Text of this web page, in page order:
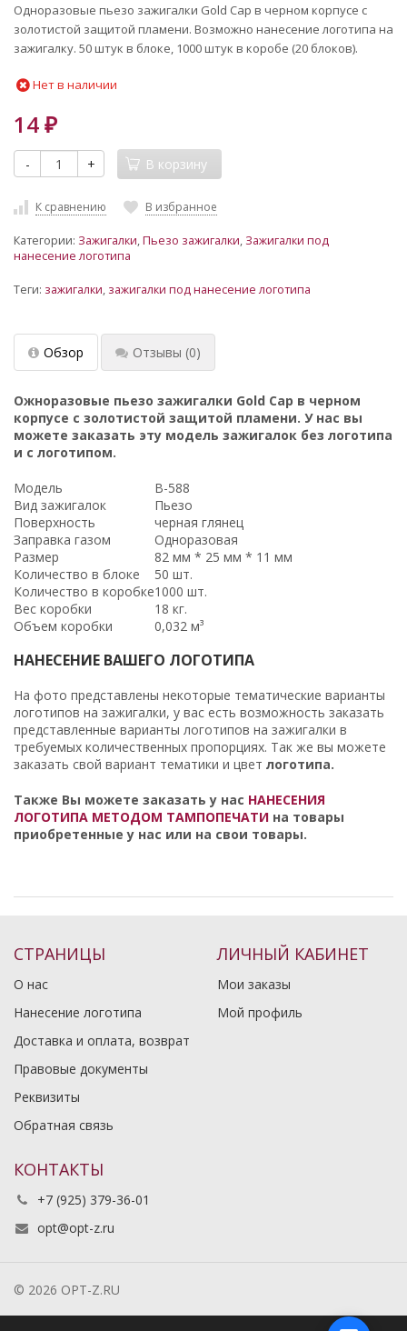
Одноразовые пьезо зажигалки Gold Cap в черном корпусе с
золотистой защитой пламени. Возможно нанесение логотипа на
зажигалку. 50 штук в блоке, 1000 штук в коробе (20 блоков).
Нет в наличии
14 ₽
- + В корзину
К сравнению В избранное
Категории: Зажигалки,Пьезо зажигалки, Зажигалки под
нанесение логотипа
Теги: зажигалки, зажигалки под нанесение логотипа
Обзор Отзывы (0)
Ожноразовые пьезо зажигалки Gold Cap в черном
корпусе с золотистой защитой пламени. У нас вы
можете заказать эту модель зажигалок без логотипа
и с логотипом.
Модель
B-588
Вид зажигалок
Пьезо
Поверхность
черная глянец
Заправка газом
Одноразовая
Размер
82 мм * 25 мм * 11 мм
Количество в блоке
50 шт.
Количество в коробке1000 шт.
Вес коробки
18 кг.
Объем коробки
0,032 м³
НАНЕСЕНИЕ ВАШЕГО ЛОГОТИПА
На фото представлены некоторые тематические варианты
логотипов на зажигалки, у вас есть возможность заказать
представленные варианты логотипов на зажигалки в
требуемых количественных пропорциях. Так же вы можете
заказать свой вариант тематики и цвет логотипа.
Также Вы можете заказать у нас НАНЕСЕНИЯ
ЛОГОТИПА МЕТОДОМ ТАМПОПЕЧАТИ на товары
приобретенные у нас или на свои товары.
СТРАНИЦЫ
О нас
Нанесение логотипа
Доставка и оплата, возврат
Правовые документы
Реквизиты
Обратная связь
ЛИЧНЫЙ КАБИНЕТ
Мои заказы
Мой профиль
КОНТАКТЫ
+7 (925) 379-36-01
opt@opt-z.ru
© 2026 OPT-Z.RU